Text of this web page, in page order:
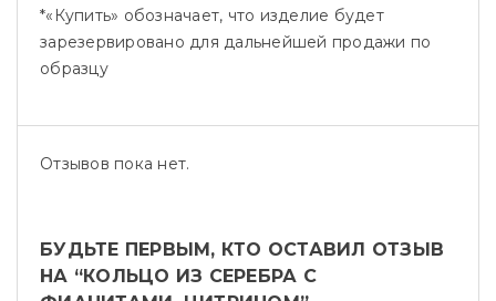
*«Купить» обозначает, что изделие будет
зарезервировано для дальнейшей продажи по
образцу
Отзывов пока нет.
БУДЬТЕ ПЕРВЫМ, КТО ОСТАВИЛ ОТЗЫВ
НА “КОЛЬЦО ИЗ СЕРЕБРА С